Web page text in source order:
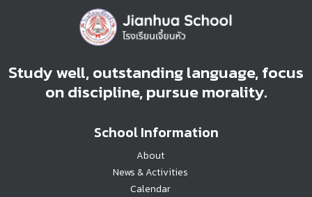
Study well, outstanding language, focus
on discipline, pursue morality.
School Information
About
News & Activities
Calendar